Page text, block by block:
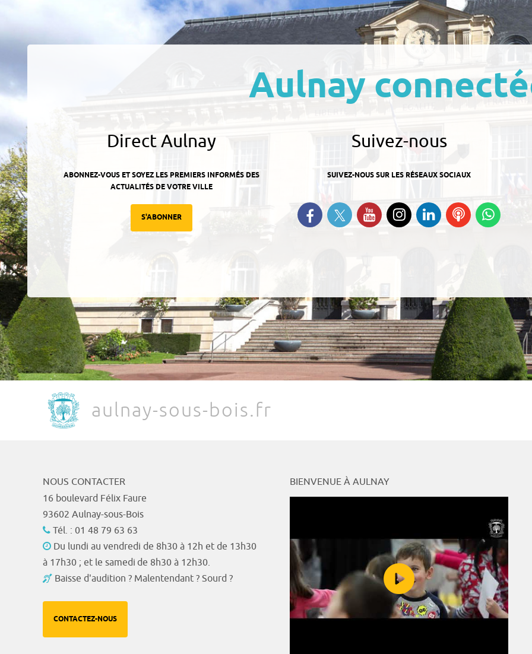
Aulnay
Direct Aulnay
ABONNEZ-VOUS ET SOYEZ LES PREMIERS INFORMÉS DES
ACTUALITÉS DE VOTRE VILLE
S'ABONNER
Suivez-nous
SUIVEZ-NOUS SUR LES RÉSEAUX SOCIAUX
Retrouvez-nous sur Facebook
Suivez-nous sur Twitter
Suivez-nous sur YouTube
Suivez-nous sur
Instagram
Retrouvez-nous
sur Linkedin
Ecoutez
nos
aulnay-sous-bois.fr
NOUS CONTACTER
16 boulevard Félix Faure
93602 Aulnay-sous-Bois
Tél. : 01 48 79 63 63
Du lundi au vendredi de 8h30 à 12h et de 13h30
à 17h30 ; et le samedi de 8h30 à 12h30.
Baisse d'audition ? Malentendant ? Sourd ?
CONTACTEZ-NOUS
BIENVENUE À AULNAY